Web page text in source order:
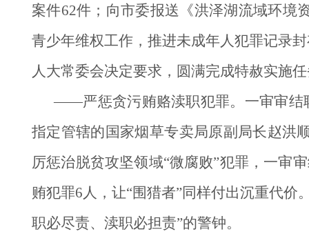
案件62件；向市委报送《洪泽湖流域环境
青少年维权工作，推进未成年人犯罪记录
人大常委会决定要求，圆满完成特赦实施
——严惩贪污贿赂渎职犯罪。一审审结
指定管辖的国家烟草专卖局原副局长赵洪
厉惩治脱贫攻坚领域“微腐败”犯罪，一审
贿犯罪6人，让“围猎者”同样付出沉重代
职必尽责、渎职必担责”的警钟。